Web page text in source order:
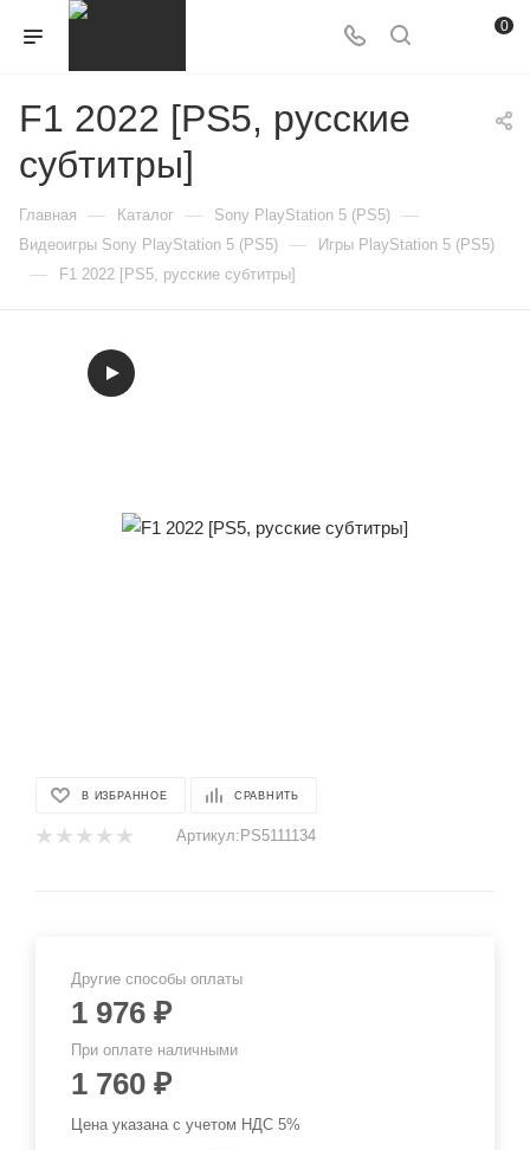
0
F1 2022 [PS5, русские
субтитры]
Главная — Каталог — Sony PlayStation 5 (PS5) —
Видеоигры Sony PlayStation 5 (PS5) — Игры PlayStation 5 (PS5)
— F1 2022 [PS5, русские субтитры]
В ИЗБРАННОЕ СРАВНИТЬ
Артикул: PS5111134
Другие способы оплаты
1 976 ₽
При оплате наличными
1 760 ₽
Цена указана с учетом НДС 5%